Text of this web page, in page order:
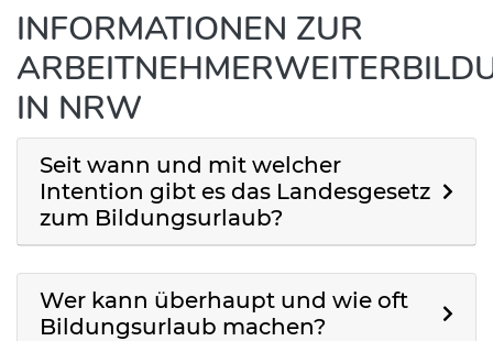
INFORMATIONEN ZUR
IN NRW
Seit wann und mit welcher
Intention gibt es das Landesgesetz
zum Bildungsurlaub?
Wer kann überhaupt und wie oft
Bildungsurlaub machen?